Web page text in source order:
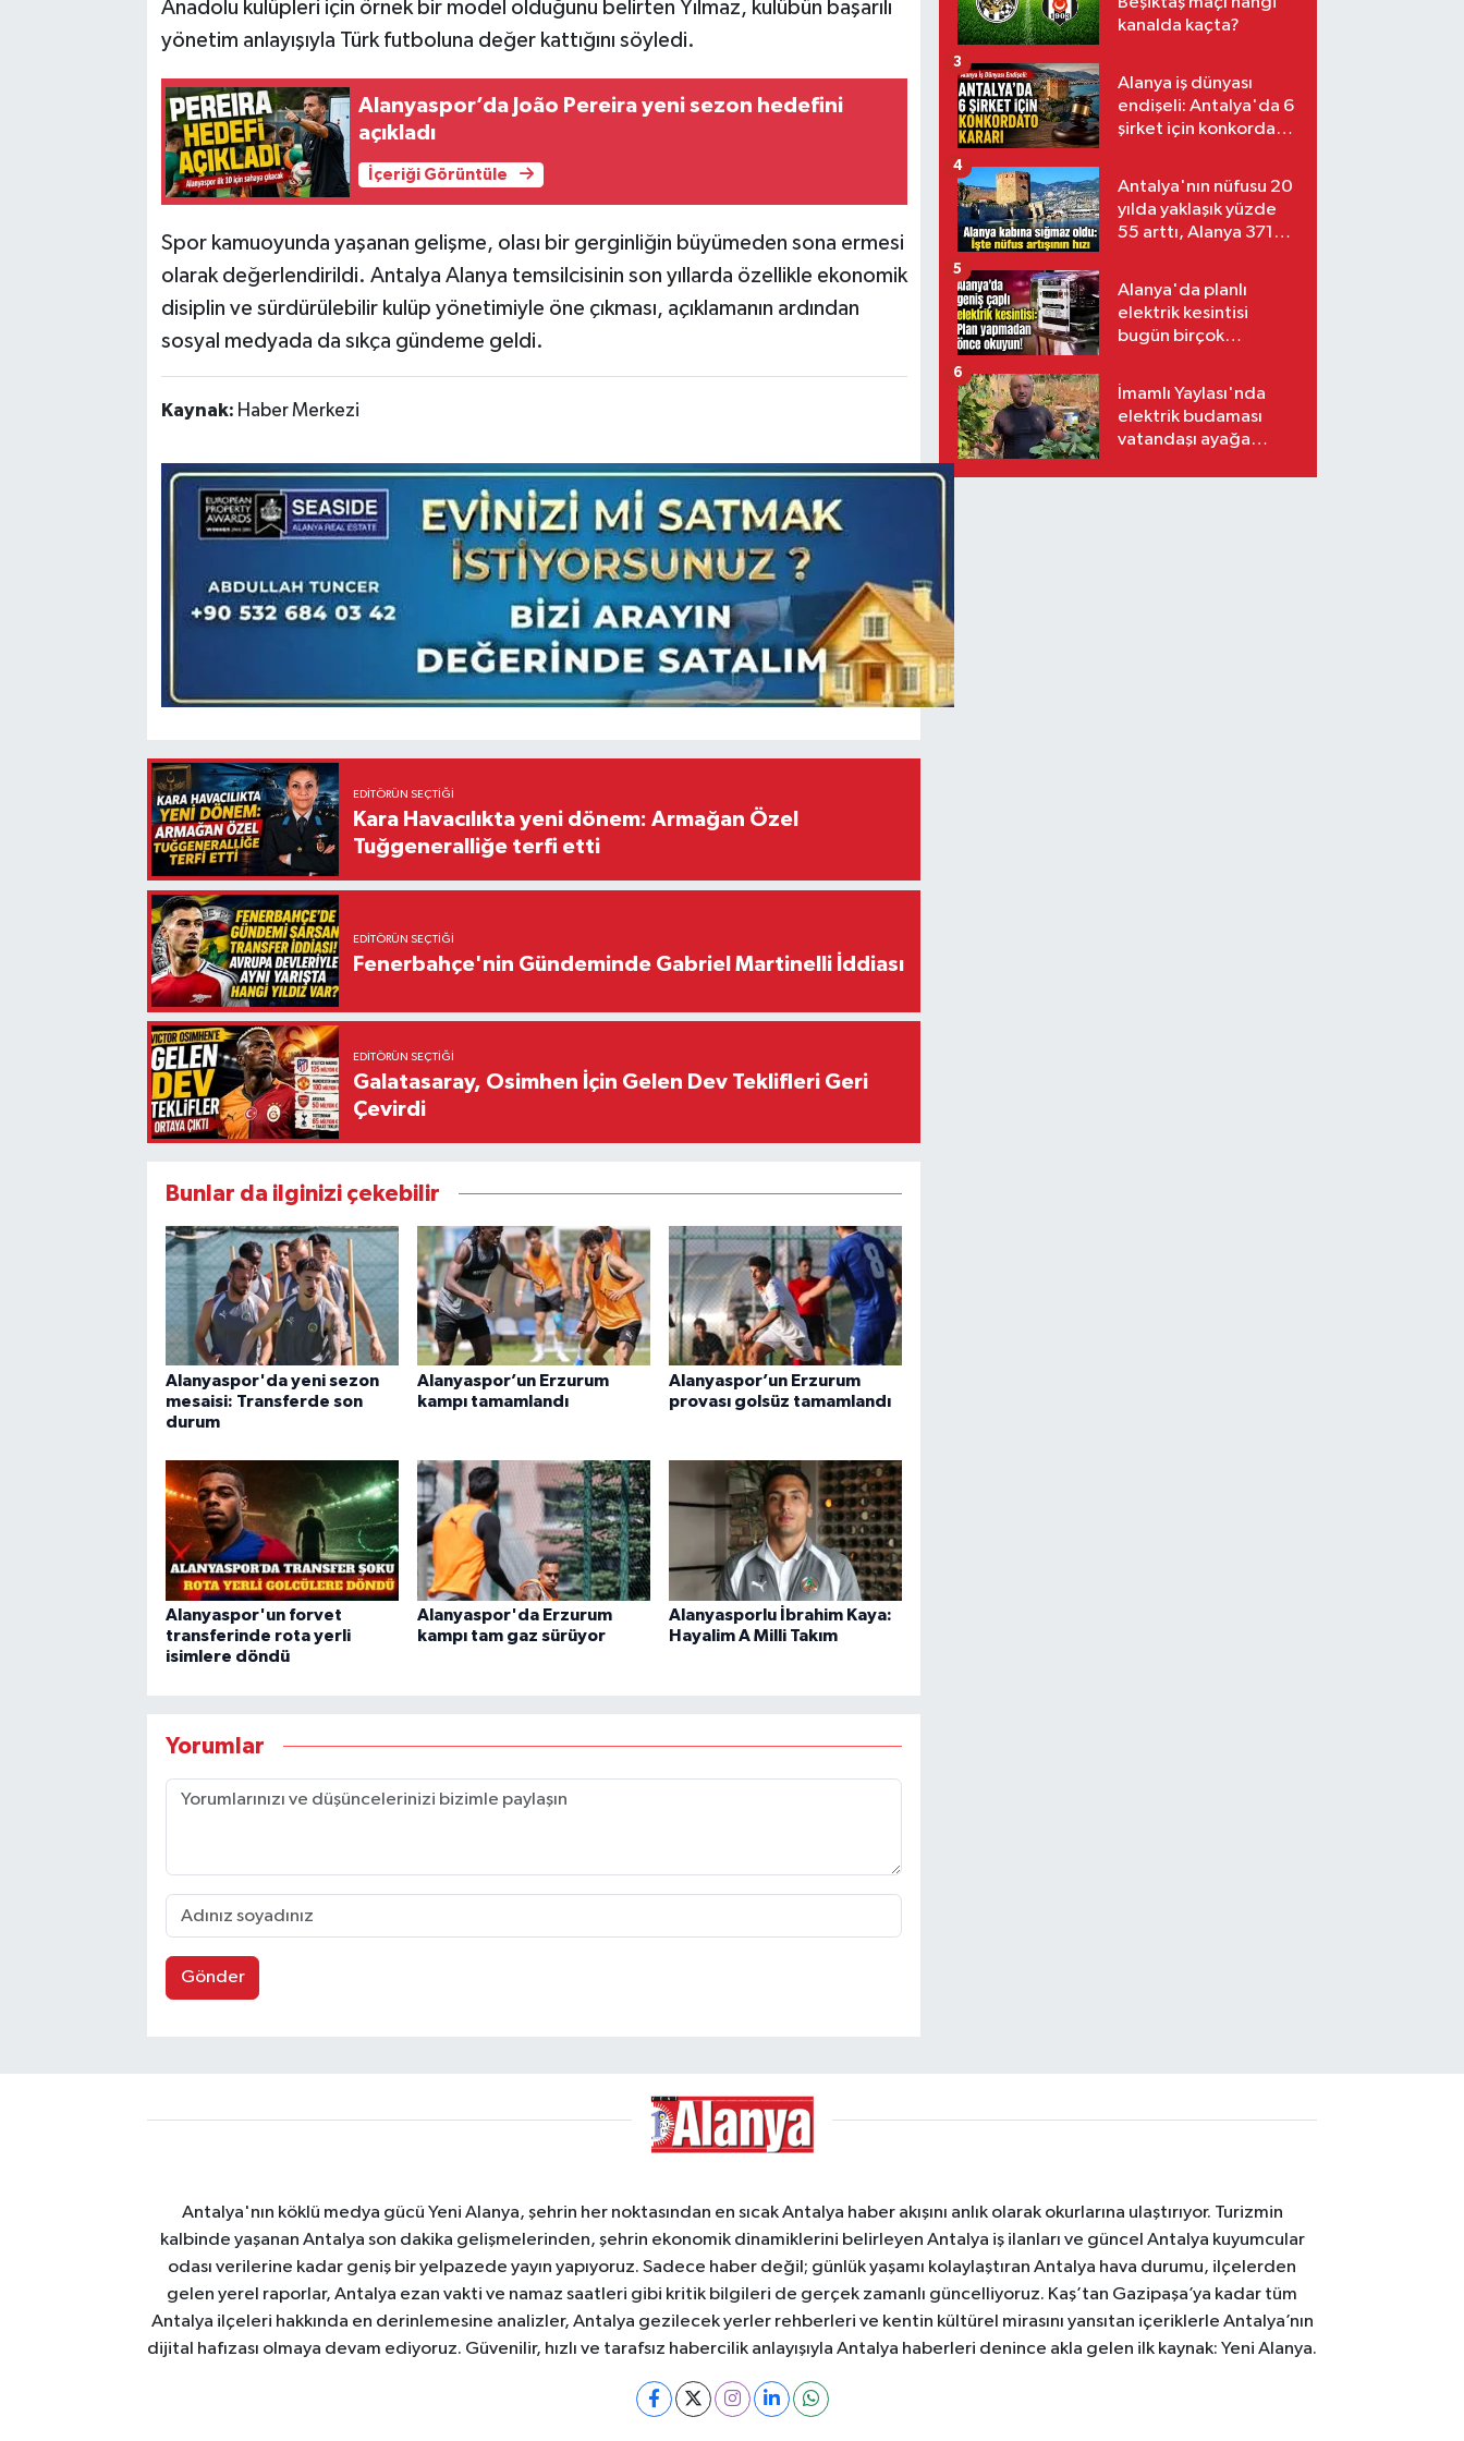
Anadolu kulüpleri için örnek bir model olduğunu belirten Yılmaz, kulübün başarılı
yönetim anlayışıyla Türk futboluna değer kattığını söyledi.
Alanyaspor’da João Pereira yeni sezon hedefini
açıkladı
İçeriği Görüntüle
Spor kamuoyunda yaşanan gelişme, olası bir gerginliğin büyümeden sona ermesi
olarak değerlendirildi. Antalya Alanya temsilcisinin son yıllarda özellikle ekonomik
disiplin ve sürdürülebilir kulüp yönetimiyle öne çıkması, açıklamanın ardından
sosyal medyada da sıkça gündeme geldi.
Kaynak: Haber Merkezi
EDITÖRÜN SEÇTIĞI
Kara Havacılıkta yeni dönem: Armağan Özel
Tuğgeneralliğe terfi etti
EDITÖRÜN SEÇTIĞI
Fenerbahçe'nin Gündeminde Gabriel Martinelli İddiası
EDITÖRÜN SEÇTIĞI
Galatasaray, Osimhen İçin Gelen Dev Teklifleri Geri
Çevirdi
Bunlar da ilginizi çekebilir
Alanyaspor'da yeni sezon
mesaisi: Transferde son
durum
Alanyaspor’un Erzurum
kampı tamamlandı
Alanyaspor’un Erzurum
provası golsüz tamamlandı
Alanyaspor'un forvet
transferinde rota yerli
isimlere döndü
Alanyaspor'da Erzurum
kampı tam gaz sürüyor
Alanyasporlu İbrahim Kaya:
Hayalim A Milli Takım
Yorumlar
Gönder
kanalda kaçta?
Alanya iş dünyası
endişeli: Antalya'da 6
şirket için konkordato
3
Antalya'nın nüfusu 20
yılda yaklaşık yüzde
55 arttı, Alanya 371
4
Alanya'da planlı
elektrik kesintisi
bugün birçok
5
İmamlı Yaylası'nda
elektrik budaması
vatandaşı ayağa
6
Antalya'nın köklü medya gücü Yeni Alanya, şehrin her noktasından en sıcak Antalya haber akışını anlık olarak okurlarına ulaştırıyor. Turizmin
kalbinde yaşanan Antalya son dakika gelişmelerinden, şehrin ekonomik dinamiklerini belirleyen Antalya iş ilanları ve güncel Antalya kuyumcular
odası verilerine kadar geniş bir yelpazede yayın yapıyoruz. Sadece haber değil; günlük yaşamı kolaylaştıran Antalya hava durumu, ilçelerden
gelen yerel raporlar, Antalya ezan vakti ve namaz saatleri gibi kritik bilgileri de gerçek zamanlı güncelliyoruz. Kaş’tan Gazipaşa’ya kadar tüm
Antalya ilçeleri hakkında en derinlemesine analizler, Antalya gezilecek yerler rehberleri ve kentin kültürel mirasını yansıtan içeriklerle Antalya’nın
dijital hafızası olmaya devam ediyoruz. Güvenilir, hızlı ve tarafsız habercilik anlayışıyla Antalya haberleri denince akla gelen ilk kaynak: Yeni Alanya.